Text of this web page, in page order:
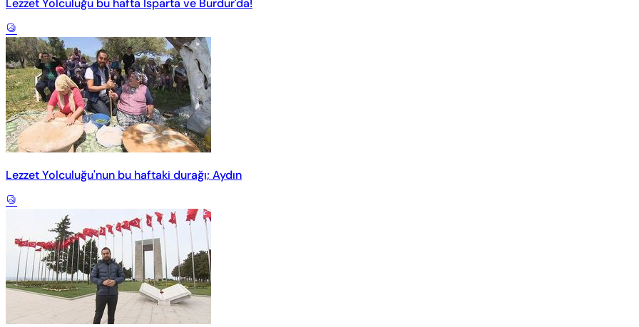
Lezzet Yolculuğu bu hafta Isparta ve Burdur'da!
Lezzet Yolculuğu'nun bu haftaki durağı; Aydın